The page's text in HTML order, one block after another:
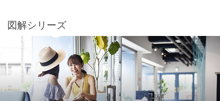
図解シリーズ